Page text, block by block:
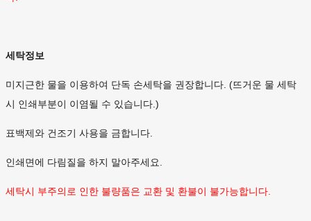
세탁정보
미지근한 물을 이용하여 단독 손세탁을 권장합니다. (뜨거운 물 세탁
시 인쇄부분이 이염될 수 있습니다.)
표백제와 건조기 사용을 금합니다.
인쇄면에 다림질을 하지 말아주세요.
세탁시 부주의로 인한 불량품은 교환 및 환불이 불가능합니다.